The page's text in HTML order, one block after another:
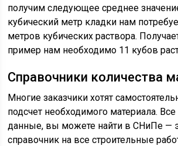
получим следующее среднее
кубический метр кладки нам
метров кубических раствора.
пример нам необходимо 11 кубов
Справочники количества
Многие заказчики хотят
подсчет необходимого материала.
данные, вы можете найти в СНиПе —
справочник на все строительные